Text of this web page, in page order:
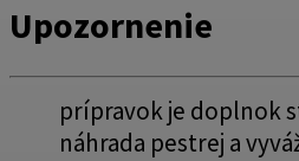
Upozornenie
prípravok je doplnok
náhrada pestrej a